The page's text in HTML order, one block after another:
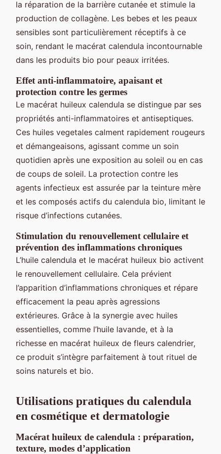
la réparation de la barrière cutanée et stimule la
production de collagène. Les bebes et les peaux
sensibles sont particulièrement réceptifs à ce
soin, rendant le macérat calendula incontournable
dans les produits bio pour peaux irritées.
Effet anti-inflammatoire, apaisant et
protection contre les germes
Le macérat huileux calendula se distingue par ses
propriétés anti-inflammatoires et antiseptiques.
Ces huiles vegetales calment rapidement rougeurs
et démangeaisons, agissant comme un soin
quotidien après une exposition au soleil ou en cas
de coups de soleil. La protection contre les
agents infectieux est assurée par la teinture mère
et les composés actifs du calendula bio, limitant le
risque d’infections cutanées.
Stimulation du renouvellement cellulaire et
prévention des inflammations chroniques
L’huile calendula et le macérat huileux bio activent
le renouvellement cellulaire. Cela prévient
l’apparition d’inflammations chroniques et répare
efficacement la peau après agressions
extérieures. Grâce à la synergie avec huiles
essentielles, comme l’huile lavande, et à la
richesse en macérat huileux de fleurs calendrier,
ce produit s’intègre parfaitement à tout rituel de
soins naturels et bio.
Utilisations pratiques du calendula
en cosmétique et dermatologie
Macérat huileux de calendula : préparation,
texture, modes d’application